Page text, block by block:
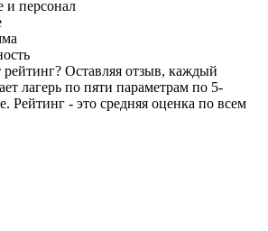
и персонал
Оставляя отзыв, каждый
лагерь по пяти параметрам по 5-
Рейтинг - это средняя оценка по всем